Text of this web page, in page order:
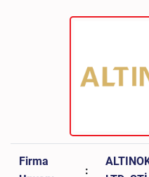
Firma
: